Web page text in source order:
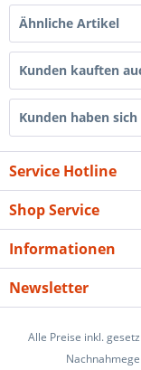
Ähnliche Artikel
Kunden kauften
Kunden haben
Service Hotline
Shop Service
Informationen
Newsletter
Alle Preise inkl.